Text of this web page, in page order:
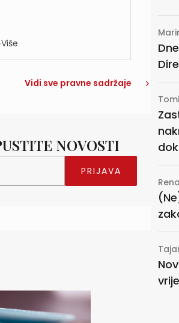
Više
Vidi sve pravne sadržaje
NOVOSTI